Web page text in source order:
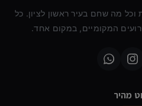
מה שחם בעיר ראשון לציון. כל
המקומיים, במקום אחד.
מהיר